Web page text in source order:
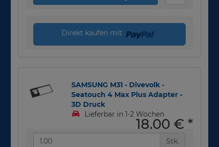
Direkt kaufen mit
SAMSUNG M31 - Divevolk -
Seatouch 4 Max Plus Adapter -
3D Druck
Lieferbar in 1-2 Wochen
18,00 € *
Stk.